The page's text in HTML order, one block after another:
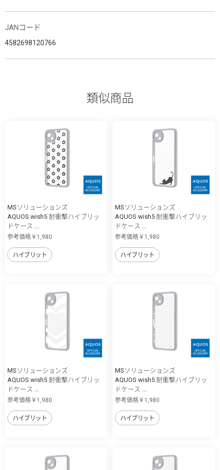
JANコード
4582698120766
類似商品
MSソリューションズ
AQUOS wish5 耐衝撃ハイブリッ
ドケース ...
参考価格￥1,980
ハイブリット
MSソリューションズ
AQUOS wish5 耐衝撃ハイブリッ
ドケース ...
参考価格￥1,980
ハイブリット
MSソリューションズ
AQUOS wish5 耐衝撃ハイブリッ
ドケース ...
参考価格￥1,980
ハイブリット
MSソリューションズ
AQUOS wish5 耐衝撃ハイブリッ
ドケース ...
参考価格￥1,980
ハイブリット